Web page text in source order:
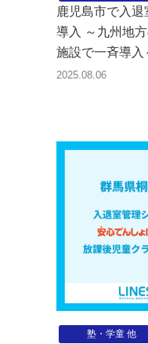
鹿児島市で入退
導入 ～九州地
施設で一斉導入
2025.08.06
塾・学童 他